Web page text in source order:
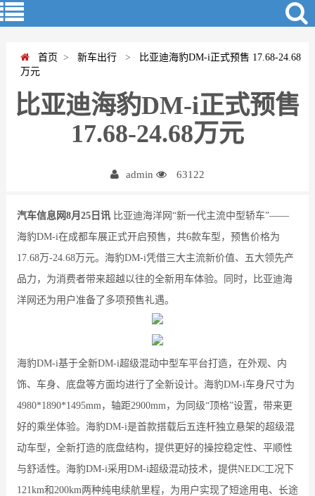
首页 > 新车出行 >
比亚迪海豹DM-i正式预售 17.68-24.68
万元
比亚迪海豹DM-i正式预售
17.68-24.68万元
admin 63122
汽车信息网8月25日讯 比亚迪海洋网“新一代主流中型轿车”——
海豹DM-i在成都车展正式开启预售，共6款车型，预售价格为
17.68万-24.68万元。海豹DM-i凭借三大主流新价值、五大领先产
品力，为消费者带来超越以往的全新用车体验。同时，比亚迪海
洋网还为用户准备了多项预售礼遇。
海豹DM-i基于全新DM-i超级混动中型车平台打造，在外观、内
饰、车身、底盘等方面均进行了全新设计。海豹DM-i车身尺寸为
4980*1890*1495mm，轴距2900mm，为同级“顶格”设置，带来更
好的乘坐体验。海豹DM-i是首款搭载后五连杆独立悬架的超级混
动车型，全新打造的底盘结构，提供更好的操控稳定性、平顺性
与舒适性。海豹DM-i采用DM-i超级混动技术，提供NEDC工况下
121km和200km两种纯电续航里程，为用户实现了短途用电、长途